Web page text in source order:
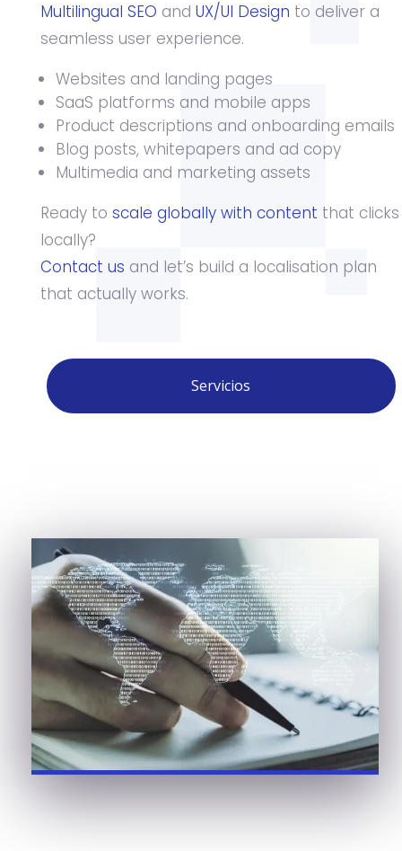
Multilingual SEO and UX/UI Design to deliver a
seamless user experience.
Websites and landing pages
SaaS platforms and mobile apps
Product descriptions and onboarding emails
Blog posts, whitepapers and ad copy
Multimedia and marketing assets
Ready to scale globally with content that clicks
locally?
Contact us and let’s build a localisation plan
that actually works.
Servicios